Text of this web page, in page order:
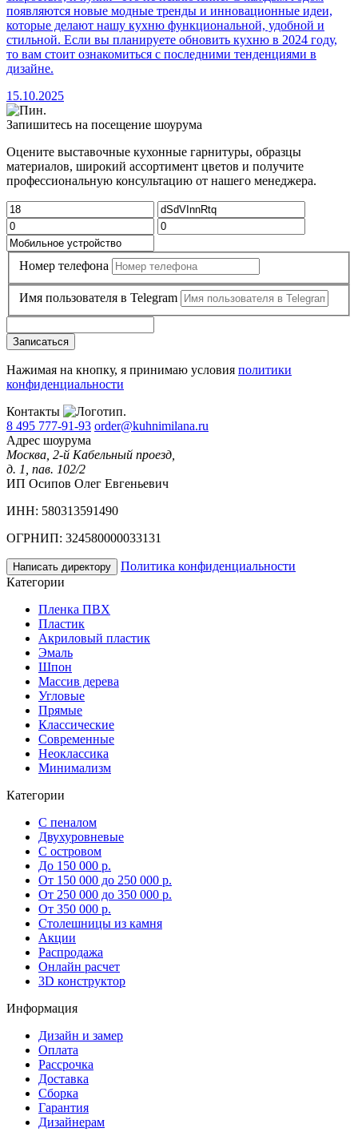
появляются новые модные тренды и инновационные идеи,
которые делают нашу кухню функциональной, удобной и
стильной. Если вы планируете обновить кухню в 2024 году,
то вам стоит ознакомиться с последними тенденциями в
дизайне.
15.10.2025
Запишитесь на посещение шоурума
Оцените выставочные кухонные гарнитуры, образцы
материалов, широкий ассортимент цветов и получите
профессиональную консультацию от нашего менеджера.
Номер телефона
Имя пользователя в Telegram
Записаться
Нажимая на кнопку, я принимаю условия политики
конфиденциальности
Контакты
8 495 777-91-93 order@kuhnimilana.ru
Адрес шоурума
Москва, 2-й Кабельный проезд,
д. 1, пав. 102/2
ИП Осипов Олег Евгеньевич
ИНН: 580313591490
ОГРНИП: 324580000033131
Написать директору
Политика конфиденциальности
Категории
Пленка ПВХ
Пластик
Акриловый пластик
Эмаль
Шпон
Массив дерева
Угловые
Прямые
Классические
Современные
Неоклассика
Минимализм
Категории
С пеналом
Двухуровневые
С островом
До 150 000 р.
От 150 000 до 250 000 р.
От 250 000 до 350 000 р.
От 350 000 р.
Столешницы из камня
Акции
Распродажа
Онлайн расчет
3D конструктор
Информация
Дизайн и замер
Оплата
Рассрочка
Доставка
Сборка
Гарантия
Дизайнерам